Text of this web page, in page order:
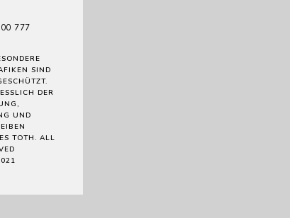
777
SIND
DER V
V
UND B
V
TOTH. ALL R